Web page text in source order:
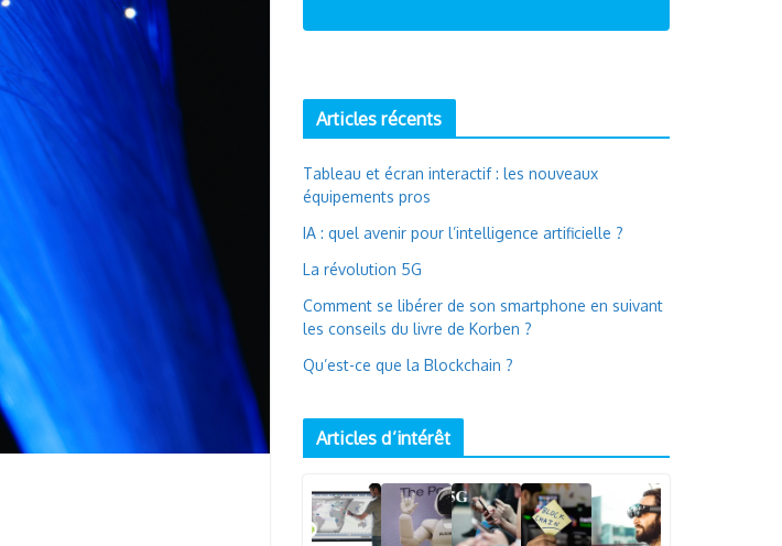
Articles récents
Tableau et écran interactif : les nouveaux
équipements pros
IA : quel avenir pour l’intelligence artificielle ?
La révolution 5G
Comment se libérer de son smartphone en suivant
les conseils du livre de Korben ?
Qu’est-ce que la Blockchain ?
Articles d’intérêt